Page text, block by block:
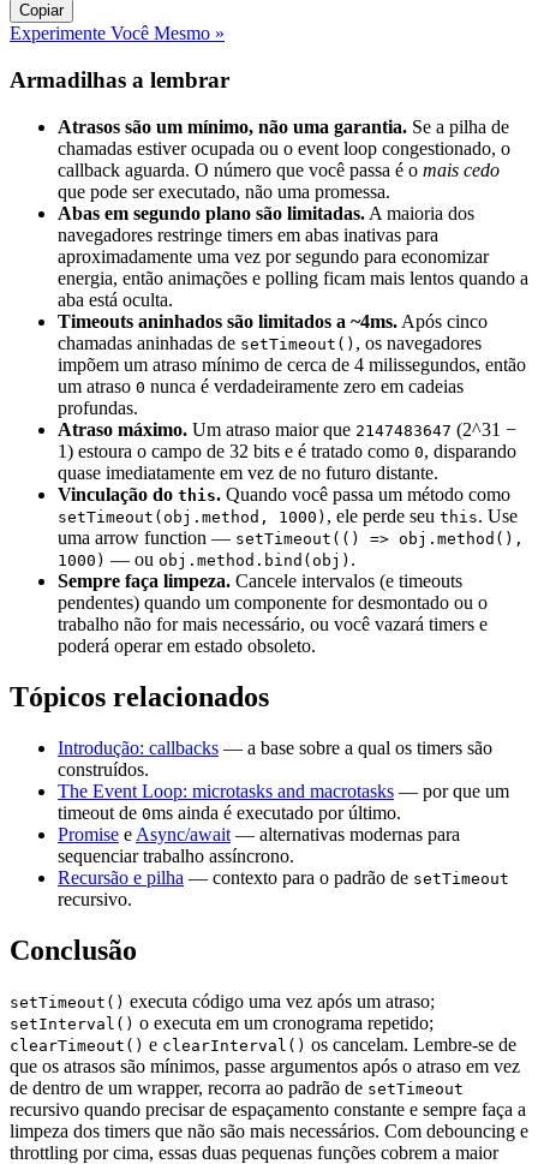
Copiar
Experimente Você Mesmo »
Armadilhas a lembrar
Atrasos são um mínimo, não uma garantia. Se a pilha de
chamadas estiver ocupada ou o event loop congestionado, o
callback aguarda. O número que você passa é o mais cedo
que pode ser executado, não uma promessa.
Abas em segundo plano são limitadas. A maioria dos
navegadores restringe timers em abas inativas para
aproximadamente uma vez por segundo para economizar
energia, então animações e polling ficam mais lentos quando a
aba está oculta.
Timeouts aninhados são limitados a ~4ms. Após cinco
chamadas aninhadas de setTimeout() , os navegadores
impõem um atraso mínimo de cerca de 4 milissegundos, então
um atraso 0 nunca é verdadeiramente zero em cadeias
profundas.
Atraso máximo. Um atraso maior que 2147483647 (2^31 −
1) estoura o campo de 32 bits e é tratado como 0, disparando
quase imediatamente em vez de no futuro distante.
Vinculação do this. Quando você passa um método como
setTimeout(obj.method, 1000) , ele perde seu this. Use
uma arrow function — setTimeout(() => obj.method(),
1000) — ou obj.method.bind(obj) .
Sempre faça limpeza. Cancele intervalos (e timeouts
pendentes) quando um componente for desmontado ou o
trabalho não for mais necessário, ou você vazará timers e
poderá operar em estado obsoleto.
Tópicos relacionados
Introdução: callbacks — a base sobre a qual os timers são
construídos.
The Event Loop: microtasks and macrotasks — por que um
timeout de 0ms ainda é executado por último.
Promise e Async/await — alternativas modernas para
sequenciar trabalho assíncrono.
Recursão e pilha — contexto para o padrão de setTimeout
recursivo.
Conclusão
setTimeout() executa código uma vez após um atraso;
setInterval() o executa em um cronograma repetido;
clearTimeout() e clearInterval() os cancelam. Lembre-se de
que os atrasos são mínimos, passe argumentos após o atraso em vez
de dentro de um wrapper, recorra ao padrão de setTimeout
recursivo quando precisar de espaçamento constante e sempre faça a
limpeza dos timers que não são mais necessários. Com debouncing e
throttling por cima, essas duas pequenas funções cobrem a maior